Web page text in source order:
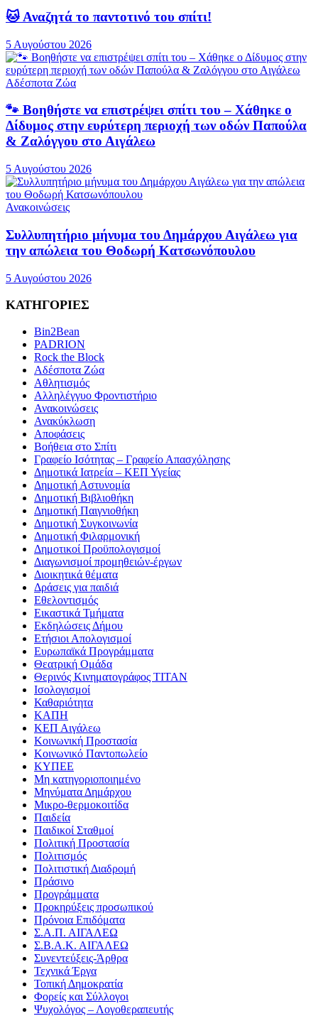
🐱 Αναζητά το παντοτινό του σπίτι!
5 Αυγούστου 2026
Αδέσποτα Ζώα
🐾 Βοηθήστε να επιστρέψει σπίτι του – Χάθηκε ο
Δίδυμος στην ευρύτερη περιοχή των οδών Παπούλα
& Ζαλόγγου στο Αιγάλεω
5 Αυγούστου 2026
Ανακοινώσεις
Συλλυπητήριο μήνυμα του Δημάρχου Αιγάλεω για
την απώλεια του Θοδωρή Κατσωνόπουλου
5 Αυγούστου 2026
ΚΑΤΗΓΟΡΙΕΣ
Bin2Bean
PADRION
Rock the Block
Αδέσποτα Ζώα
Αθλητισμός
Αλληλέγγυο Φροντιστήριο
Ανακοινώσεις
Ανακύκλωση
Αποφάσεις
Βοήθεια στο Σπίτι
Γραφείο Ισότητας – Γραφείο Απασχόλησης
Δημοτικά Ιατρεία – ΚΕΠ Υγείας
Δημοτική Αστυνομία
Δημοτική Βιβλιοθήκη
Δημοτική Παιγνιοθήκη
Δημοτική Συγκοινωνία
Δημοτική Φιλαρμονική
Δημοτικοί Προϋπολογισμοί
Διαγωνισμοί προμηθειών-έργων
Διοικητικά θέματα
Δράσεις για παιδιά
Εθελοντισμός
Εικαστικά Τμήματα
Εκδηλώσεις Δήμου
Ετήσιοι Απολογισμοί
Ευρωπαϊκά Προγράμματα
Θεατρική Ομάδα
Θερινός Κινηματογράφος ΤΙΤΑΝ
Ισολογισμοί
Καθαριότητα
ΚΑΠΗ
ΚΕΠ Αιγάλεω
Κοινωνική Προστασία
Κοινωνικό Παντοπωλείο
ΚΥΠΕΕ
Μη κατηγοριοποιημένο
Μηνύματα Δημάρχου
Μικρο-θερμοκοιτίδα
Παιδεία
Παιδικοί Σταθμοί
Πολιτική Προστασία
Πολιτισμός
Πολιτιστική Διαδρομή
Πράσινο
Προγράμματα
Προκηρύξεις προσωπικού
Πρόνοια Επιδόματα
Σ.Α.Π. ΑΙΓΑΛΕΩ
Σ.Β.Α.Κ. ΑΙΓΑΛΕΩ
Συνεντεύξεις-Άρθρα
Τεχνικά Έργα
Τοπική Δημοκρατία
Φορείς και Σύλλογοι
Ψυχολόγος – Λογοθεραπευτής